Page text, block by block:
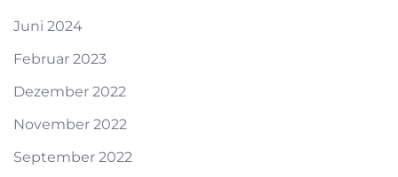
Juni 2024
Februar 2023
Dezember 2022
November 2022
September 2022